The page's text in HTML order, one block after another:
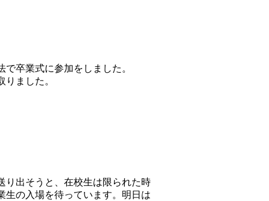
卒業式に参加をしました。
ました。
出そうと、在校生は限られた時
生の入場を待っています。明日は